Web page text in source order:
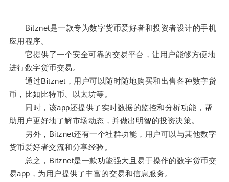
Bitznet是一款专为数字货币爱好者和投资者设计的手机
应用程序。
它提供了一个安全可靠的交易平台，让用户能够方便地
进行数字货币交易。
通过Bitznet，用户可以随时随地购买和出售各种数字货
币，比如比特币、以太坊等。
同时，该app还提供了实时数据的监控和分析功能，帮
助用户更好地了解市场动态，并做出明智的投资决策。
另外，Bitznet还有一个社群功能，用户可以与其他数字
货币爱好者交流和分享经验。
总之，Bitznet是一款功能强大且易于操作的数字货币交
易app，为用户提供了丰富的交易和信息服务。